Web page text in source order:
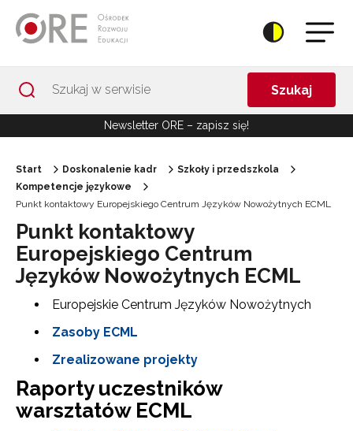
Szukaj
Newsletter ORE – zapisz się!
Start Doskonalenie kadr
Szkoły i przedszkola
Kompetencje językowe
Punkt kontaktowy Europejskiego Centrum Języków Nowożytnych ECML
Punkt kontaktowy
Europejskiego Centrum
Języków Nowożytnych ECML
Europejskie Centrum Języków Nowożytnych
Zasoby ECML
Zrealizowane projekty
Raporty uczestników
warsztatów ECML